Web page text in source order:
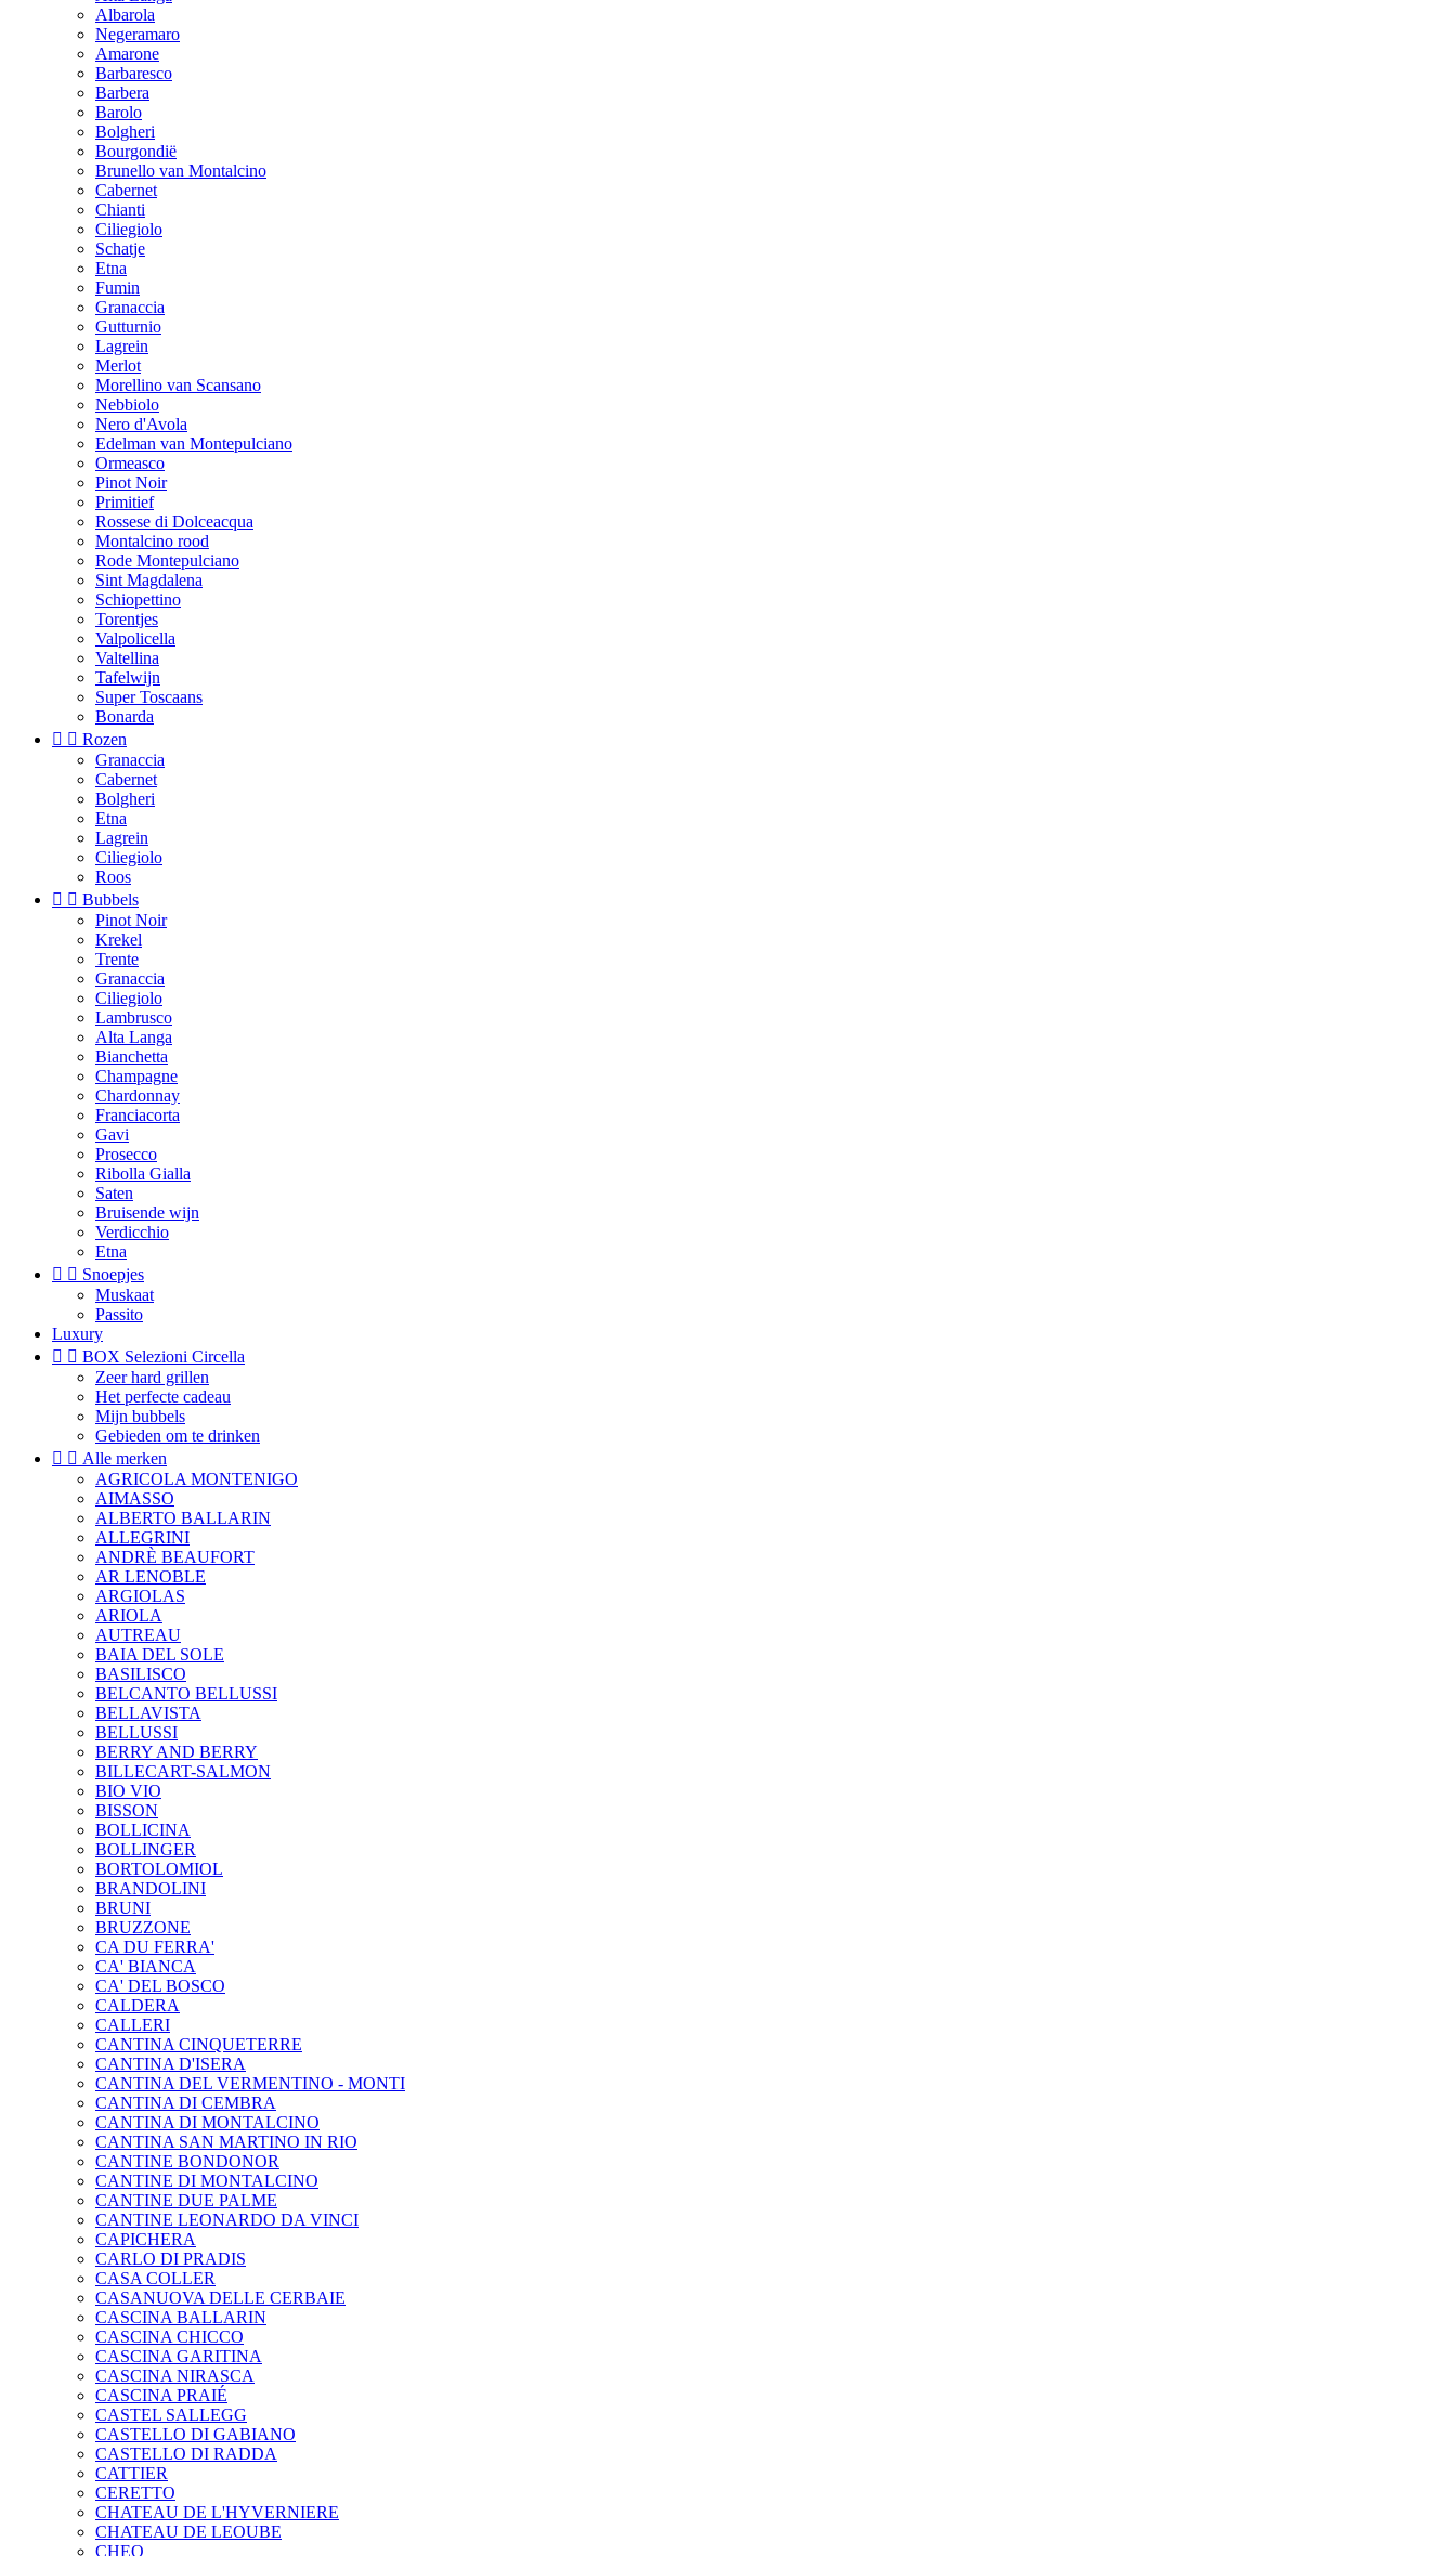
Albarola
Negeramaro
Amarone
Barbaresco
Barbera
Barolo
Bolgheri
Bourgondië
Brunello van Montalcino
Cabernet
Chianti
Ciliegiolo
Schatje
Etna
Fumin
Granaccia
Gutturnio
Lagrein
Merlot
Morellino van Scansano
Nebbiolo
Nero d'Avola
Edelman van Montepulciano
Ormeasco
Pinot Noir
Primitief
Rossese di Dolceacqua
Montalcino rood
Rode Montepulciano
Sint Magdalena
Schiopettino
Torentjes
Valpolicella
Valtellina
Tafelwijn
Super Toscaans
Bonarda
  Rozen
Granaccia
Cabernet
Bolgheri
Etna
Lagrein
Ciliegiolo
Roos
  Bubbels
Pinot Noir
Krekel
Trente
Granaccia
Ciliegiolo
Lambrusco
Alta Langa
Bianchetta
Champagne
Chardonnay
Franciacorta
Gavi
Prosecco
Ribolla Gialla
Saten
Bruisende wijn
Verdicchio
Etna
  Snoepjes
Muskaat
Passito
Luxury
  BOX Selezioni Circella
Zeer hard grillen
Het perfecte cadeau
Mijn bubbels
Gebieden om te drinken
  Alle merken
AGRICOLA MONTENIGO
AIMASSO
ALBERTO BALLARIN
ALLEGRINI
ANDRÈ BEAUFORT
AR LENOBLE
ARGIOLAS
ARIOLA
AUTREAU
BAIA DEL SOLE
BASILISCO
BELCANTO BELLUSSI
BELLAVISTA
BELLUSSI
BERRY AND BERRY
BILLECART-SALMON
BIO VIO
BISSON
BOLLICINA
BOLLINGER
BORTOLOMIOL
BRANDOLINI
BRUNI
BRUZZONE
CA DU FERRA'
CA' BIANCA
CA' DEL BOSCO
CALDERA
CALLERI
CANTINA CINQUETERRE
CANTINA D'ISERA
CANTINA DEL VERMENTINO - MONTI
CANTINA DI CEMBRA
CANTINA DI MONTALCINO
CANTINA SAN MARTINO IN RIO
CANTINE BONDONOR
CANTINE DI MONTALCINO
CANTINE DUE PALME
CANTINE LEONARDO DA VINCI
CAPICHERA
CARLO DI PRADIS
CASA COLLER
CASANUOVA DELLE CERBAIE
CASCINA BALLARIN
CASCINA CHICCO
CASCINA GARITINA
CASCINA NIRASCA
CASCINA PRAIÉ
CASTEL SALLEGG
CASTELLO DI GABIANO
CASTELLO DI RADDA
CATTIER
CERETTO
CHATEAU DE L'HYVERNIERE
CHATEAU DE LEOUBE
CHEO